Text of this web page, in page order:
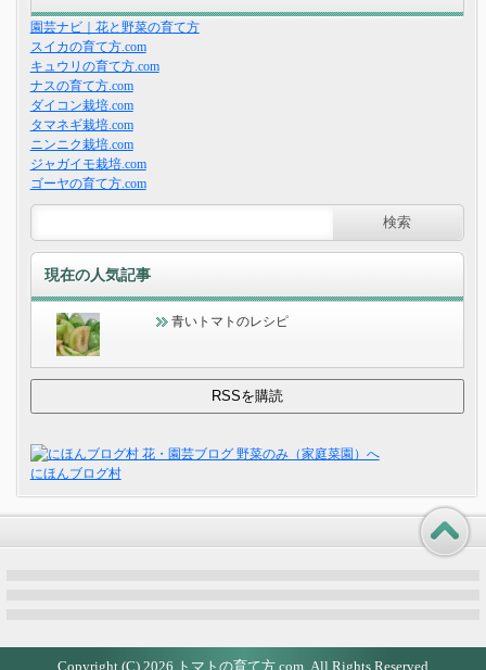
園芸ナビ｜花と野菜の育て方
スイカの育て方.com
キュウリの育て方.com
ナスの育て方.com
ダイコン栽培.com
タマネギ栽培.com
ニンニク栽培.com
ジャガイモ栽培.com
ゴーヤの育て方.com
現在の人気記事
青いトマトのレシピ
にほんブログ村
Copyright (C) 2026 トマトの育て方.com All Rights Reserved